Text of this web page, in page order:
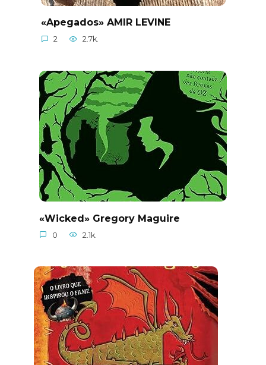
«Apegados» AMIR LEVINE
2 2.7k.
«Wicked» Gregory Maguire
0 2.1k.